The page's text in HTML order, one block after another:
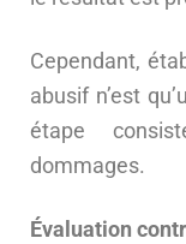
Cependant,
abusif n’est
étape
dommages.
Évaluation